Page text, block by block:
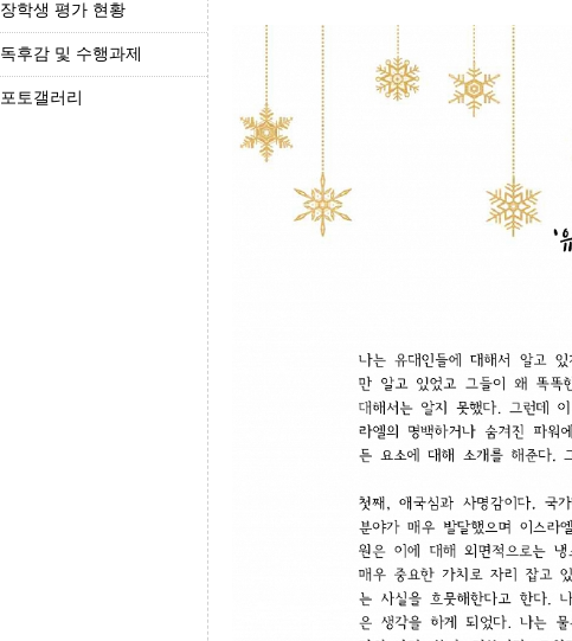
장학생 평가 현황
독후감 및 수행과제
포토갤러리